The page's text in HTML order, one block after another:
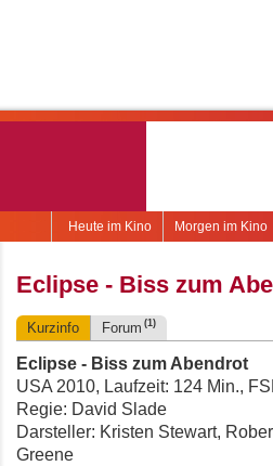
Morgen im Kino
Heute im Kino
Eclipse - Biss zum
Kurzinfo Forum (1)
Eclipse - Biss zum Abendrot
USA 2010, Laufzeit: 124 Min.,
Regie: David Slade
Darsteller: Kristen Stewart,
Greene